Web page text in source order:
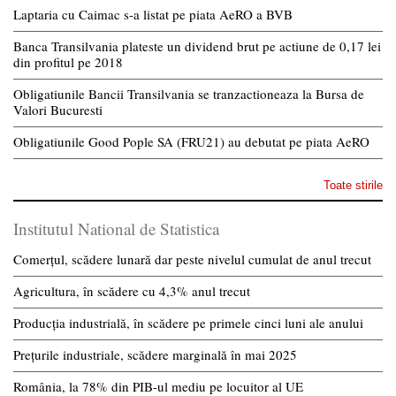
Laptaria cu Caimac s-a listat pe piata AeRO a BVB
Banca Transilvania plateste un dividend brut pe actiune de 0,17 lei
din profitul pe 2018
Obligatiunile Bancii Transilvania se tranzactioneaza la Bursa de
Valori Bucuresti
Obligatiunile Good Pople SA (FRU21) au debutat pe piata AeRO
Toate stirile
Institutul National de Statistica
Comerțul, scădere lunară dar peste nivelul cumulat de anul trecut
Agricultura, în scădere cu 4,3% anul trecut
Producția industrială, în scădere pe primele cinci luni ale anului
Prețurile industriale, scădere marginală în mai 2025
România, la 78% din PIB-ul mediu pe locuitor al UE